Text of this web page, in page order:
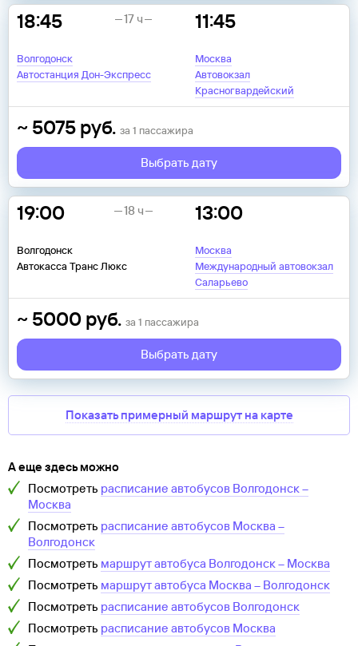
18:45
Волгодонск
Автостанция Дон-Экспресс
11:45
Москва
Автовокзал
Красногвардейский
17 ч
~ 5075 руб. за 1 пассажира
Выбрать дату
19:00
Волгодонск
Автокасса Транс Люкс
13:00
Москва
Международный автовокзал
Саларьево
18 ч
~ 5000 руб. за 1 пассажира
Выбрать дату
Показать примерный маршрут на карте
А еще здесь можно
Посмотреть расписание автобусов Волгодонск–
Москва
Посмотреть расписание автобусов Москва –
Волгодонск
Посмотреть маршрут автобуса Волгодонск– Москва
Посмотреть маршрут автобуса Москва – Волгодонск
Посмотреть расписание автобусов Волгодонск
Посмотреть расписание автобусов Москва